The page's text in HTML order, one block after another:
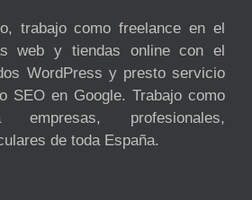
trabajo como freelance en el
web y tiendas online con el
WordPress y presto servicio
SEO en Google. Trabajo como
empresas, profesionales,
de toda España.